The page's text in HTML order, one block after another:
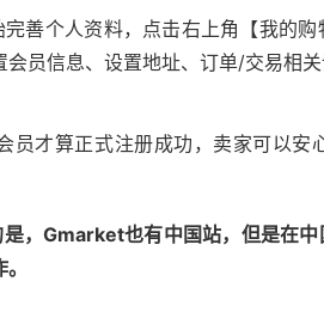
善个人资料，点击右上角【我的购
员信息、设置地址、订单/交易相关
员才算正式注册成功，卖家可以
，Gmarket也有中国站，但是在